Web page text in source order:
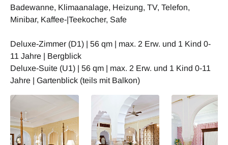
Badewanne, Klimaanalage, Heizung, TV, Telefon,
Minibar, Kaffee-|Teekocher, Safe
Deluxe-Zimmer (D1) | 56 qm | max. 2 Erw. und 1 Kind 0-
11 Jahre | Bergblick
Deluxe-Suite (U1) | 56 qm | max. 2 Erw. und 1 Kind 0-11
Jahre | Gartenblick (teils mit Balkon)